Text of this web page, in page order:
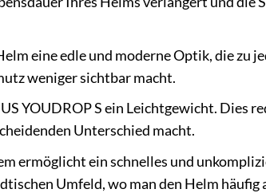
eine edle und moderne Optik, die zu
weniger sichtbar macht.
YOUDROP S ein Leichtgewicht. Dies
Unterschied macht.
ermöglicht ein schnelles und
Umfeld, wo man den Helm